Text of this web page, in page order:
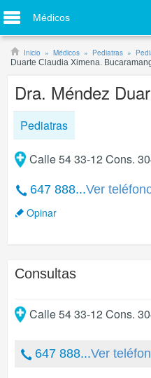
Médicos
Inicio Médicos Pediatras
Duarte Claudia Ximena.
Dra. Méndez
Pediatras
Calle 54 33-12 Cons.
647 888...Ver
Opinar
Consultas
Calle 54 33-12 Cons.
647 888...Ver